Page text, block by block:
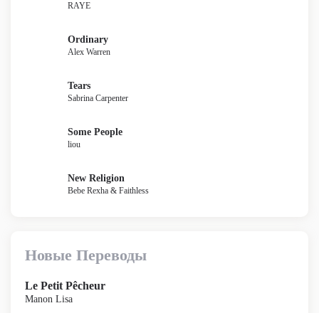
RAYE
Ordinary
Alex Warren
Tears
Sabrina Carpenter
Some People
liou
New Religion
Bebe Rexha & Faithless
Новые Переводы
Le Petit Pêcheur
Manon Lisa